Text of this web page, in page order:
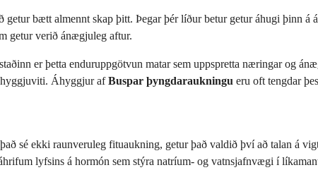
bætt almennt skap þitt. Þegar þér líður betur getur áhugi þinn
getur verið ánægjuleg aftur.
er þetta enduruppgötvun matar sem uppspretta næringar og
hyggjuviti. Áhyggjur afBuspar þyngdaraukningu eru oft tengdar
sé ekki raunveruleg fituaukning, getur það valdið því að talan á
lyfsins á hormón sem stýra natríum- og vatnsjafnvægi í